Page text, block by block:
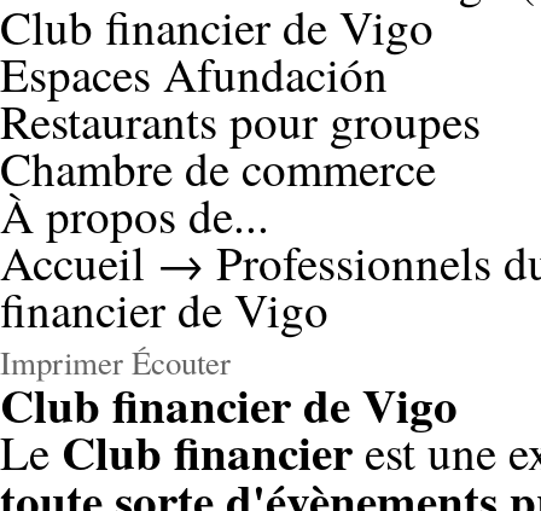
Club financier de Vigo
Espaces Afundación
Restaurants pour groupes
Chambre de commerce
À propos de...
Accueil → Professionnels
financier de Vigo
ImprimerÉcouter
Club financier de Vigo
Le Club financier est une